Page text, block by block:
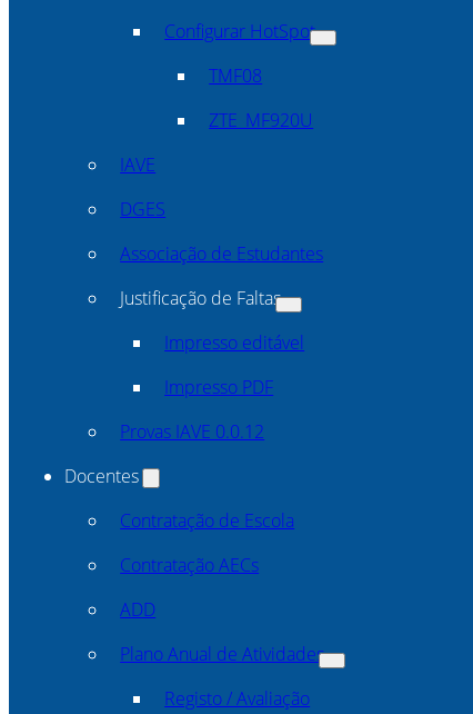
Configurar HotSpot
TMF08
ZTE_MF920U
IAVE
DGES
Associação de Estudantes
Justificação de Faltas
Impresso editável
Impresso PDF
Provas IAVE 0.0.12
Docentes
Contratação de Escola
Contratação AECs
ADD
Plano Anual de Atividades
Registo / Avaliação